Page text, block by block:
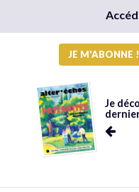
JE M'ABONNE !
Je